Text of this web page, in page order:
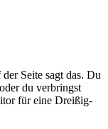
Seite sagt das. Du
du verbringst
für eine Dreißig-